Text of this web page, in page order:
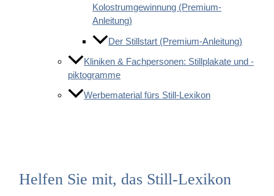
Kolostrumgewinnung (Premium-
Anleitung)
Der Stillstart (Premium-Anleitung)
Kliniken & Fachpersonen: Stillplakate und -
piktogramme
Werbematerial fürs Still-Lexikon
Helfen Sie mit, das Still-Lexikon